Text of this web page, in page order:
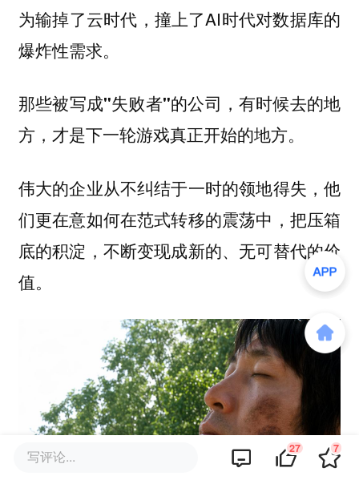
为输掉了云时代，撞上了AI时代对数据库的
爆炸性需求。
那些被写成"失败者"的公司，有时候去的地
方，才是下一轮游戏真正开始的地方。
伟大的企业从不纠结于一时的领地得失，他
们更在意如何在范式转移的震荡中，把压箱
底的积淀，不断变现成新的、无可替代的价
值。
写评论... 27 7